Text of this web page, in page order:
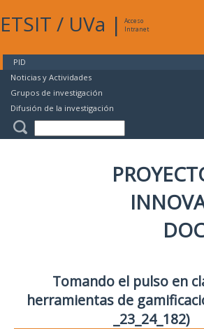
ETSIT / UVa |
Acceso
Intranet
PID
Noticias y Actividades
Grupos de investigación
Difusión de la investigación
Tomando el pulso en
herramientas de
_23_24_182)